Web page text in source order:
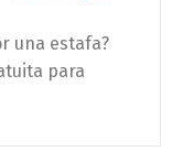
una estafa?
para